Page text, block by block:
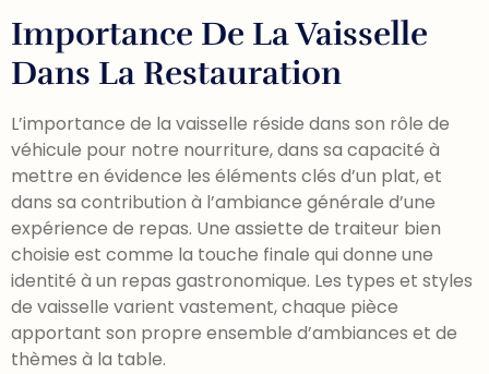
Importance De La Vaisselle
Dans La Restauration
L’importance de la vaisselle réside dans son rôle de
véhicule pour notre nourriture, dans sa capacité à
mettre en évidence les éléments clés d’un plat, et
dans sa contribution à l’ambiance générale d’une
expérience de repas. Une assiette de traiteur bien
choisie est comme la touche finale qui donne une
identité à un repas gastronomique. Les types et styles
de vaisselle varient vastement, chaque pièce
apportant son propre ensemble d’ambiances et de
thèmes à la table.